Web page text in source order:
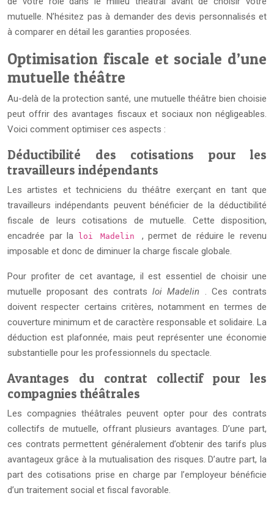
mutuelle. N’hésitez pas à demander des devis personnalisés et
à comparer en détail les garanties proposées.
Optimisation fiscale et sociale d’une
mutuelle théâtre
Au-delà de la protection santé, une mutuelle théâtre bien choisie
peut offrir des avantages fiscaux et sociaux non négligeables.
Voici comment optimiser ces aspects :
Déductibilité des cotisations pour les
travailleurs indépendants
Les artistes et techniciens du théâtre exerçant en tant que
travailleurs indépendants peuvent bénéficier de la déductibilité
fiscale de leurs cotisations de mutuelle. Cette disposition,
encadrée par la
loi Madelin , permet de réduire le revenu
imposable et donc de diminuer la charge fiscale globale.
Pour profiter de cet avantage, il est essentiel de choisir une
mutuelle proposant des contrats loi Madelin . Ces contrats
doivent respecter certains critères, notamment en termes de
couverture minimum et de caractère responsable et solidaire. La
déduction est plafonnée, mais peut représenter une économie
substantielle pour les professionnels du spectacle.
Avantages du contrat collectif pour les
compagnies théâtrales
Les compagnies théâtrales peuvent opter pour des contrats
collectifs de mutuelle, offrant plusieurs avantages. D’une part,
ces contrats permettent généralement d’obtenir des tarifs plus
avantageux grâce à la mutualisation des risques. D’autre part, la
part des cotisations prise en charge par l’employeur bénéficie
d’un traitement social et fiscal favorable.